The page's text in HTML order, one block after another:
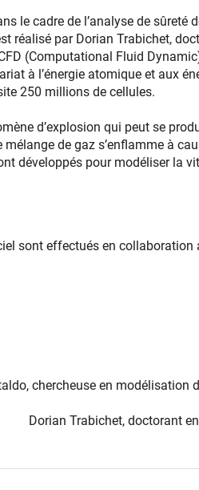
le cadre de l’analyse de sûreté
réalisé par Dorian Trabichet,
(Computational Fluid
à l’énergie atomique et aux
250 millions de cellules.
d’explosion qui peut se
de gaz s’enflamme à
développés pour modéliser la
sont effectués en collaboration
chercheuse en modélisation
Dorian Trabichet, doctorant